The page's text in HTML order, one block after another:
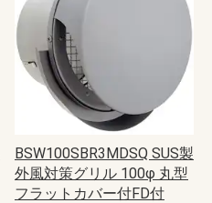
BSW100SBR3MDSQ SUS製
外風対策グリル 100φ 丸型
フラットカバー付FD付